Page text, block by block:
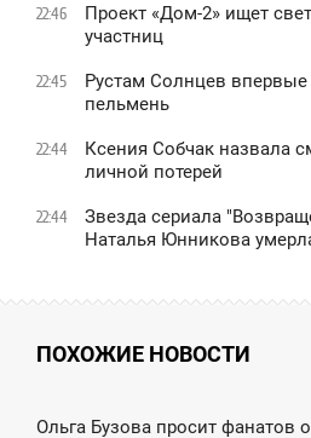
22:46
Проект «Дом-2» ищет
участниц
22:45
Рустам Солнцев
пельмень
22:44
Ксения Собчак назвала
личной потерей
22:44
Звезда сериала
Наталья Юнникова
ПОХОЖИЕ НОВОСТИ
Ольга Бузова просит фанатов